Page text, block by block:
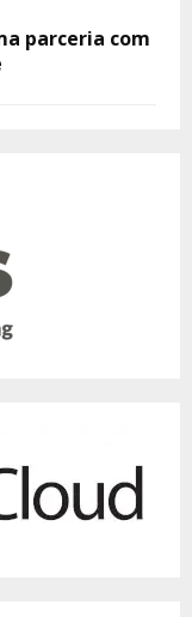
parceria com